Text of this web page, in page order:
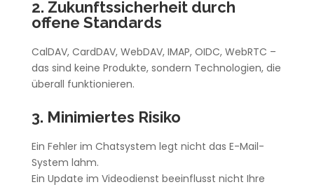
2. Zukunftssicherheit durch
offene Standards
CalDAV, CardDAV, WebDAV, IMAP, OIDC, WebRTC –
das sind keine Produkte, sondern Technologien, die
überall funktionieren.
3. Minimiertes Risiko
Ein Fehler im Chatsystem legt nicht das E-Mail-
System lahm.
Ein Update im Videodienst beeinflusst nicht Ihre